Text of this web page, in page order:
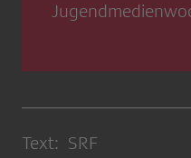
Text: SRF